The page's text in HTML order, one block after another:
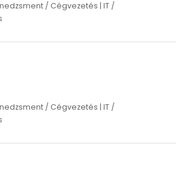
/ Cégvezetés | IT /
/ Cégvezetés | IT /